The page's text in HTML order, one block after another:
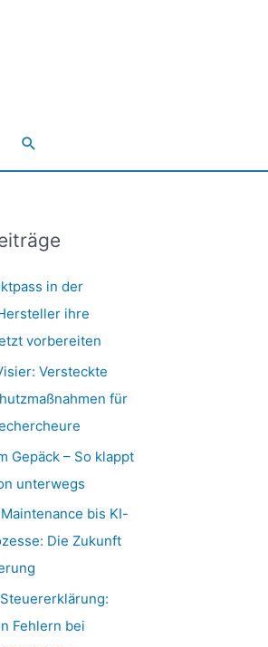
Suchen
in der
ihre
vorbereiten
Versteckte
für
Gepäck – So klappt
unterwegs
bis KI-
Die Zukunft
Fehlern bei